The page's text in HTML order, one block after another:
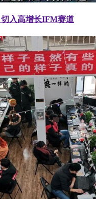
入高增长IFM赛道